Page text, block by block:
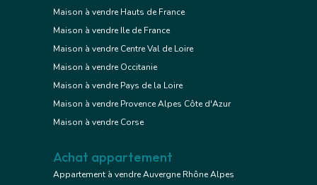
Maison à vendre Hauts de France
Maison à vendre Ile de France
Maison à vendre Centre Val de Loire
Maison à vendre Occitanie
Maison à vendre Pays de la Loire
Maison à vendre Provence Alpes Côte d'Azur
Maison à vendre Corse
Achat appartement
Appartement à vendre Auvergne Rhône Alpes